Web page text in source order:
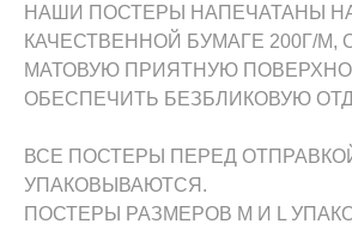
НАШИ ПОСТЕРЫ НАПЕЧАТАНЫ
КАЧЕСТВЕННОЙ БУМАГЕ 200Г/М,
МАТОВУЮ ПРИЯТНУЮ
ОБЕСПЕЧИТЬ БЕЗБЛИКОВУЮ
ВСЕ ПОСТЕРЫ ПЕРЕД
УПАКОВЫВАЮТСЯ.
ПОСТЕРЫ РАЗМЕРОВ M И L